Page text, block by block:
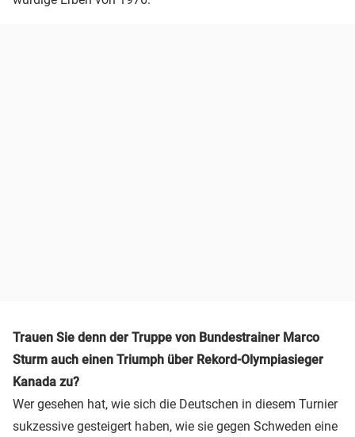
Trauen Sie denn der Truppe von Bundestrainer Marco
Sturm auch einen Triumph über Rekord-Olympiasieger
Kanada zu?
Wer gesehen hat, wie sich die Deutschen in diesem Turnier
sukzessive gesteigert haben, wie sie gegen Schweden eine